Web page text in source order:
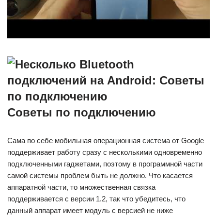
Советы по подключению
Сама по себе мобильная операционная система от Google
поддерживает работу сразу с несколькими одновременно
подключенными гаджетами, поэтому в программной части
самой системы проблем быть не должно. Что касается
аппаратной части, то множественная связка
поддерживается с версии 1.2, так что убедитесь, что
данный аппарат имеет модуль с версией не ниже